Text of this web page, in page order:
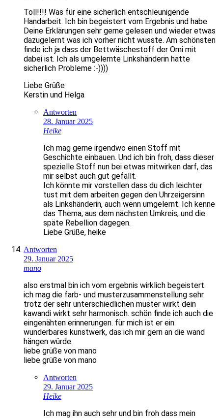
Toll!!!! Was für eine sicherlich entschleunigende
Handarbeit. Ich bin begeistert vom Ergebnis und habe
Deine Erklärungen sehr gerne gelesen und wieder etwas
dazugelernt was ich vorher nicht wusste. Am schönsten
finde ich ja dass der Bettwäschestoff der Omi mit
dabei ist. Ich als umgelernte Linkshänderin hätte
sicherlich Probleme :-))))
Liebe Grüße
Kerstin und Helga
Antworten
28. Januar 2025
Heike
Ich mag gerne irgendwo einen Stoff mit
Geschichte einbauen. Und ich bin froh, dass dieser
spezielle Stoff nun bei etwas mitwirken darf, das
mir selbst auch gut gefällt.
Ich könnte mir vorstellen dass du dich leichter
tust mit dem arbeiten gegen den Uhrzeigersinn
als Linkshänderin, auch wenn umgelernt. Ich kenne
das Thema, aus dem nächsten Umkreis, und die
späte Rebellion dagegen.
Liebe Grüße, heike
Antworten
29. Januar 2025
mano
also erstmal bin ich vom ergebnis wirklich begeistert.
ich mag die farb- und musterzusammenstellung sehr.
trotz der sehr unterschiedlichen muster wirkt dein
kawandi wirkt sehr harmonisch. schön finde ich auch die
eingenähten erinnerungen. für mich ist er ein
wunderbares kunstwerk, das ich mir gern an die wand
hängen würde.
liebe grüße von mano
liebe grüße von mano
Antworten
29. Januar 2025
Heike
Ich mag ihn auch sehr und bin froh dass mein